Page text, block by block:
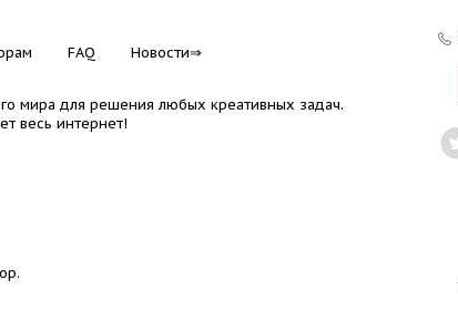
FAQ Новости
мира для решения любых креативных задач.
весь интернет!